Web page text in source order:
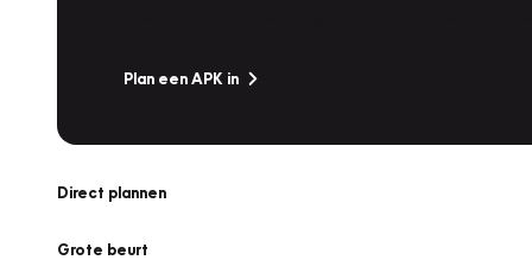
Plan een APK in
Direct plannen
Grote beurt